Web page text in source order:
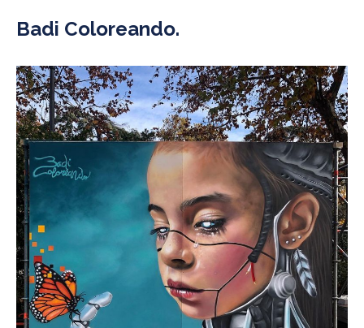
Badi Coloreando.